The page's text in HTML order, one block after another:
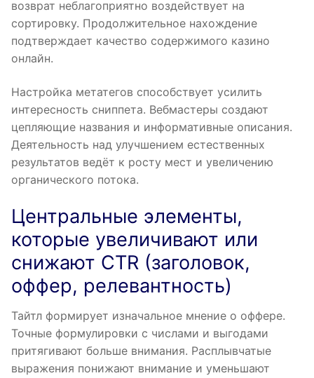
возврат неблагоприятно воздействует на
сортировку. Продолжительное нахождение
подтверждает качество содержимого казино
онлайн.
Настройка метатегов способствует усилить
интересность сниппета. Вебмастеры создают
цепляющие названия и информативные описания.
Деятельность над улучшением естественных
результатов ведёт к росту мест и увеличению
органического потока.
Центральные элементы,
которые увеличивают или
снижают CTR (заголовок,
оффер, релевантность)
Тайтл формирует изначальное мнение о оффере.
Точные формулировки с числами и выгодами
притягивают больше внимания. Расплывчатые
выражения понижают внимание и уменьшают